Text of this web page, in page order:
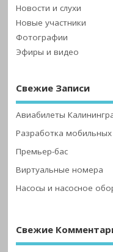
Новости и слухи
Новые участники
Фотографии
Эфиры и видео
Свежие Записи
Авиабилеты
Разработка
Премьер-бас
Виртуальные номера
Насосы и насосное
Свежие